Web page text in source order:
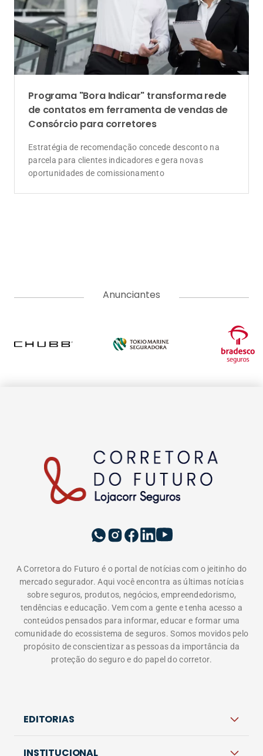
de contatos em ferramenta de vendas de
Consórcio para corretores
Estratégia de recomendação concede desconto na
parcela para clientes indicadores e gera novas
oportunidades de comissionamento
Anunciantes
mercado segurador. Aqui você encontra as últimas notícias
sobre seguros, produtos, negócios, empreendedorismo,
tendências e educação. Vem com a gente e tenha acesso a
conteúdos pensados para informar, educar e formar uma
comunidade do ecossistema de seguros. Somos movidos pelo
proteção do seguro e do papel do corretor.
EDITORIAS
INSTITUCIONAL
A LOJACORR
Corretora do Futuro © 2026 Todos os direitos